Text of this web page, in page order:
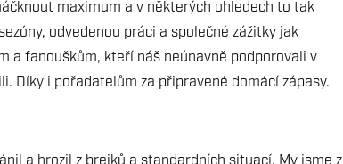
maximum a v některých ohledech to tak
odvedenou práci a společné zážitky jak
a fanouškům, kteří náš neúnavně podporovali v
Díky i pořadatelům za připravené domácí zápasy.